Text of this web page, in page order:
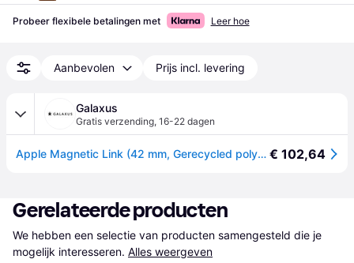
Probeer flexibele betalingen met Leer hoe
Aanbevolen Prijs incl. levering
Galaxus
Gratis verzending, 16-22 dagen
Apple Magnetic Link (42 mm, Gerecycled polyester), Horlogebandjes, Bruin € 102,64
Gerelateerde producten
We hebben een selectie van producten samengesteld die je
mogelijk interesseren. Alles weergeven